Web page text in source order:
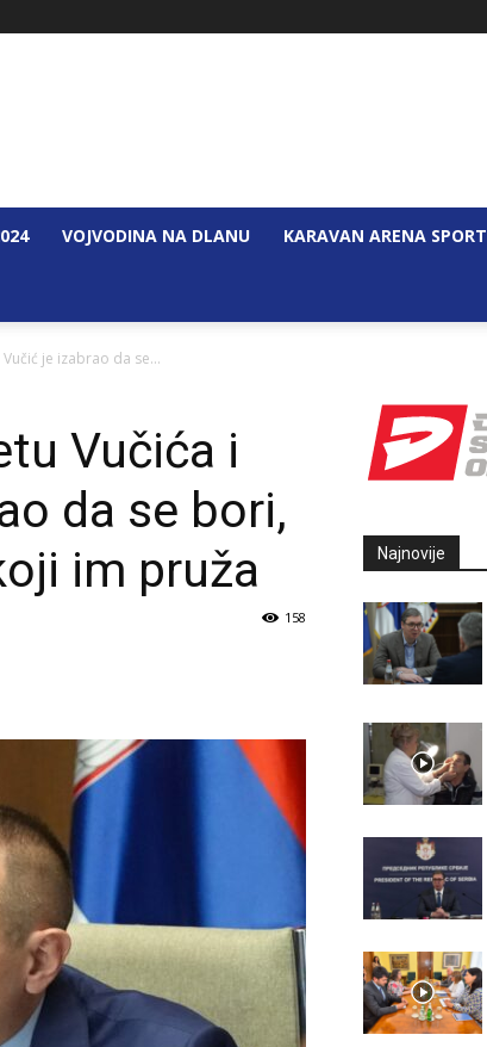
VOJVODINA NA DLANU KARAVAN ARENA SPORT
je izabrao da se...
Vučića i
da se bori,
im pruža
158
Najnovije